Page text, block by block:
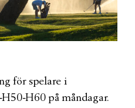
för spelare i
H60 på måndagar.